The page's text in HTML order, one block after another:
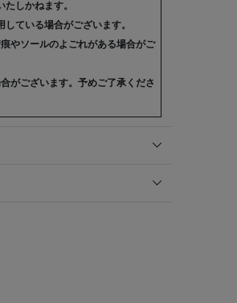
しかねます。
ている場合がございます。
やソールのよごれがある場合がご
がございます。予めご了承くださ